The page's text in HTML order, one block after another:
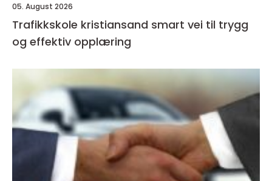
05. August 2026
Trafikkskole kristiansand smart vei til trygg
og effektiv opplæring